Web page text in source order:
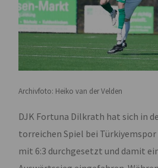
Archivfoto: Heiko van der Velden
DJK Fortuna Dilkrath hat sich in
torreichen Spiel bei
mit 6:3 durchgesetzt und damit